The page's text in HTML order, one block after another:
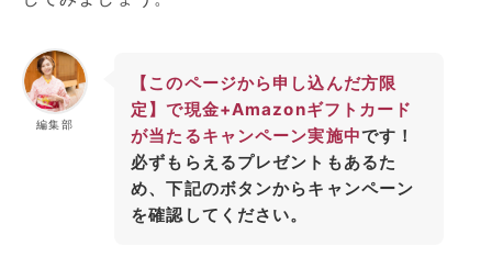
編集部
【このページから申し込んだ方限
定】で現金+Amazonギフトカード
が当たるキャンペーン実施中です！
必ずもらえるプレゼントもあるた
め、下記のボタンからキャンペーン
を確認してください。